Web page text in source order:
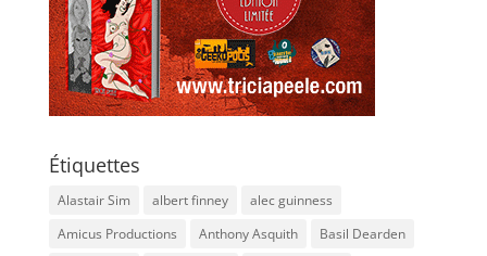
Étiquettes
Alastair Sim albert finney
alec guinness
Amicus Productions
Anthony Asquith
Basil Dearden